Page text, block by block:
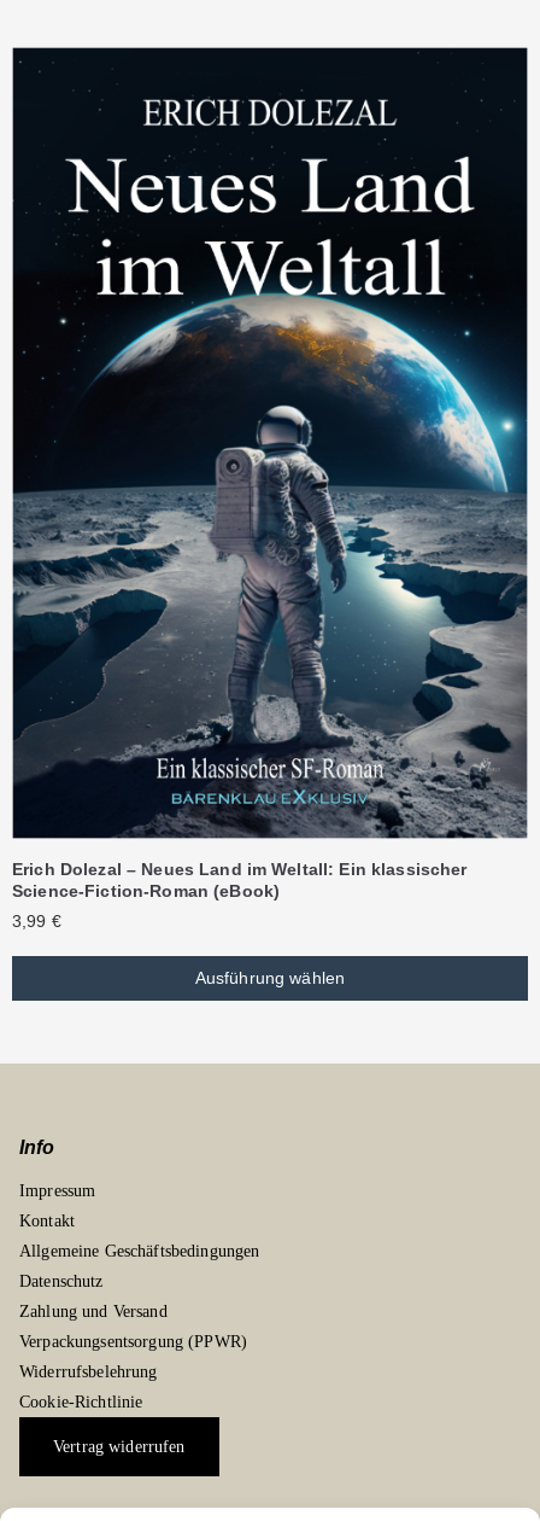
Erich Dolezal – Neues Land im Weltall: Ein klassischer
Science-Fiction-Roman (eBook)
3,99 €
Ausführung wählen
Info
Impressum
Kontakt
Allgemeine Geschäftsbedingungen
Datenschutz
Zahlung und Versand
Verpackungsentsorgung (PPWR)
Widerrufsbelehrung
Cookie-Richtlinie
Vertrag widerrufen